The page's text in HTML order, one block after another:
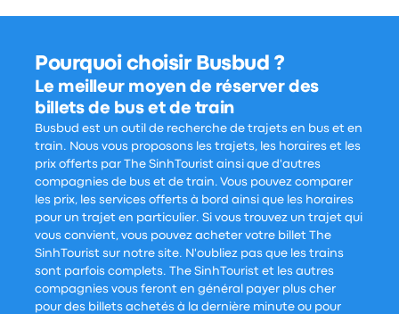
Pourquoi choisir Busbud ?
Le meilleur moyen de réserver des
billets de bus et de train
Busbud est un outil de recherche de trajets en bus et en
train. Nous vous proposons les trajets, les horaires et les
prix offerts par The SinhTourist ainsi que d'autres
compagnies de bus et de train. Vous pouvez comparer
les prix, les services offerts à bord ainsi que les horaires
pour un trajet en particulier. Si vous trouvez un trajet qui
vous convient, vous pouvez acheter votre billet The
SinhTourist sur notre site. N'oubliez pas que les trains
sont parfois complets. The SinhTourist et les autres
compagnies vous feront en général payer plus cher
pour des billets achetés à la dernière minute ou pour